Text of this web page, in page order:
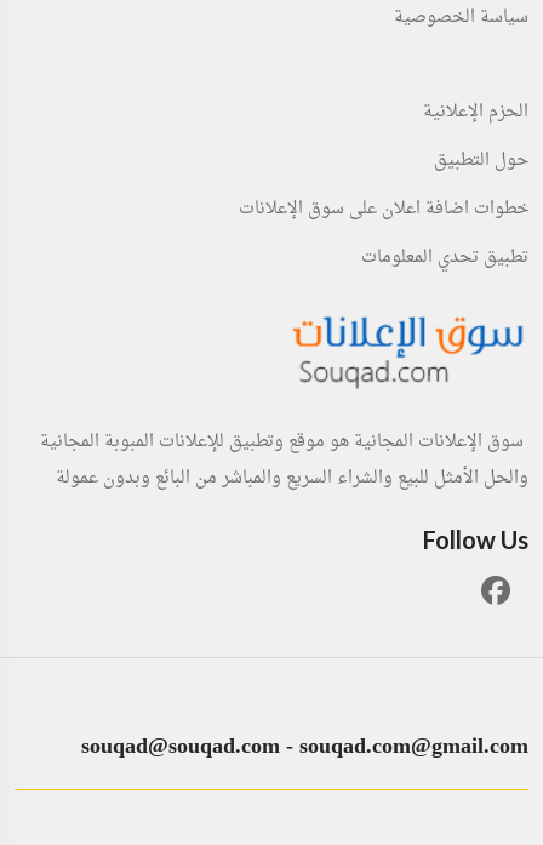
سياسة الخصوصية
الحزم الإعلانية
حول التطبيق
خطوات اضافة اعلان على سوق الإعلانات
تطبيق تحدي المعلومات
سوق الإعلانات المجانية هو موقع وتطبيق للإعلانات المبوبة المجانية
والحل الأمثل للبيع والشراء السريع والمباشر من البائع وبدون عمولة
Follow Us
souqad@souqad.com-souqad.com@gmail.com